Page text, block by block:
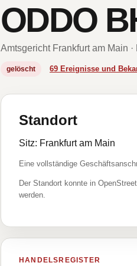
ODDO
Amtsgericht Frankfurt am Main ·
gelöscht 69 Ereignisse und
Standort
Sitz: Frankfurt am Main
Eine vollständige
Der Standort konnte in
werden.
HANDELSREGISTER